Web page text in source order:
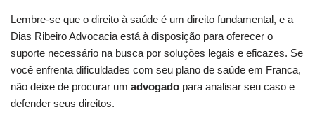
Lembre-se que o direito à saúde é um direito fundamental, e a
Dias Ribeiro Advocacia está à disposição para oferecer o
suporte necessário na busca por soluções legais e eficazes. Se
você enfrenta dificuldades com seu plano de saúde em Franca,
não deixe de procurar um advogado para analisar seu caso e
defender seus direitos.